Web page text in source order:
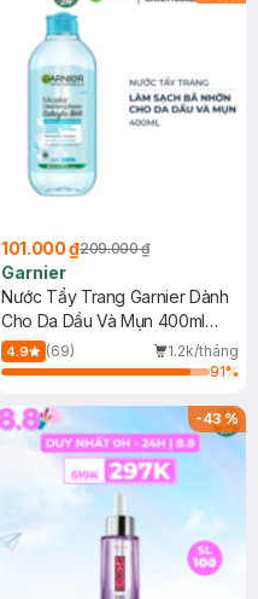
101.000 ₫209.000 ₫
Garnier
Nước Tẩy Trang Garnier Dành
Cho Da Dầu Và Mụn 400ml
(Mới)
4.9 (69)
1.2k/tháng
91%
-43%